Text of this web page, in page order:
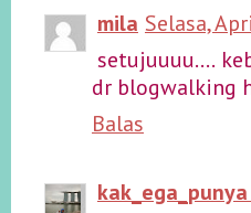
mila Selasa,
setujuuuu....
dr blogwalking
Balas